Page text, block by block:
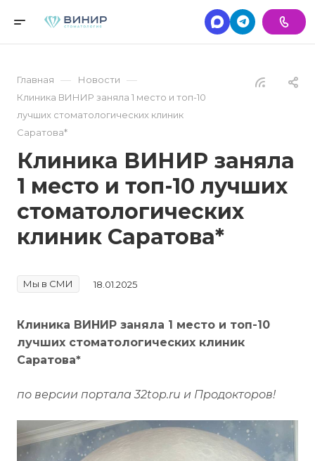
Главная — Новости —
Клиника ВИНИР заняла 1 место и топ-10
лучших стоматологических клиник
Саратова*
Клиника ВИНИР заняла
1 место и топ-10 лучших
стоматологических
клиник Саратова*
Мы в СМИ 18.01.2025
Клиника ВИНИР заняла 1 место и топ-10
лучших стоматологических клиник
Саратова*
по версии портала 32top.ru и Продокторов!